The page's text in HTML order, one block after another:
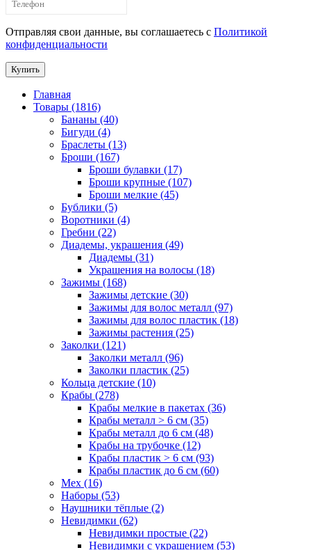
Отправляя свои данные, вы соглашаетесь с Политикой
конфиденциальности
Купить
Главная
Товары (1816)
Бананы (40)
Бигуди (4)
Браслеты (13)
Броши (167)
Броши булавки (17)
Броши крупные (107)
Броши мелкие (45)
Бублики (5)
Воротники (4)
Гребни (22)
Диадемы, украшения (49)
Диадемы (31)
Украшения на волосы (18)
Зажимы (168)
Зажимы детские (30)
Зажимы для волос металл (97)
Зажимы для волос пластик (18)
Зажимы растения (25)
Заколки (121)
Заколки металл (96)
Заколки пластик (25)
Кольца детские (10)
Крабы (278)
Крабы мелкие в пакетах (36)
Крабы металл > 6 см (35)
Крабы металл до 6 см (48)
Крабы на трубочке (12)
Крабы пластик > 6 см (93)
Крабы пластик до 6 см (60)
Мех (16)
Наборы (53)
Наушники тёплые (2)
Невидимки (62)
Невидимки простые (22)
Невидимки с украшением (53)